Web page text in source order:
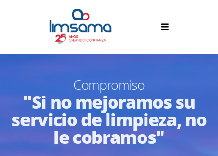
Compromiso
"Si no mejoramos su
servicio de limpieza, no
le cobramos"